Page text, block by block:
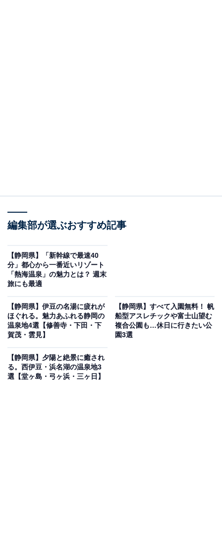
るAll About発のニュースメディアです。お金や仕事、恋愛、ITに関
する疑問に対して専門家が分かりやすく回答するほか、エンタメ情
報やSNSで話題のトピックスを紹介しています。
「袋井温泉和の湯」は「熱の湯」とも呼ばれる天
然温泉と高級魚「とらふぐ」が自慢の施設
深さ1500メートルから湧き出る「ナトリウム塩化物泉」
の天然温泉は、琥珀色で保温効果が高く「熱の湯」とも
呼ばれています。1000ppm以上の「高濃度炭酸泉」や別
天然水掛け流しの水風呂が好評な「遠赤外線サウナ」
「低温サウナ」も完備。食事処では温泉で育てた高級魚
編集部が選ぶおすすめ記事
【静岡県】「新幹線で最速40
分」都心から一番近いリゾート
「熱海温泉」の魅力とは？ 週末
旅にも最適
【静岡県】伊豆の名湯に疲れが
ほぐれる。魅力あふれる静岡の
温泉地4選【修善寺・下田・下
賀茂・雲見】
【静岡県】すべて入園無料！ 帆
船型アスレチックや富士山望む
複合公園も…休日に行きたい公
園3選
【静岡県】夕陽と絶景に癒され
る。西伊豆・浜名湖の温泉地3
選【堂ヶ島・弓ヶ浜・三ヶ日】